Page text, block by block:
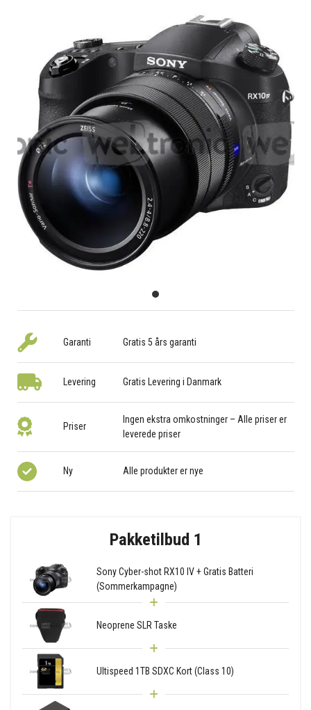
Garanti Gratis 5 års garanti
Levering Gratis Levering i Danmark
Priser
Ingen ekstra omkostninger – Alle priser er
leverede priser
Ny Alle produkter er nye
Pakketilbud 1
Sony Cyber-shot RX10 IV + Gratis Batteri
(Sommerkampagne)
Neoprene SLR Taske
Ultispeed 1TB SDXC Kort (Class 10)